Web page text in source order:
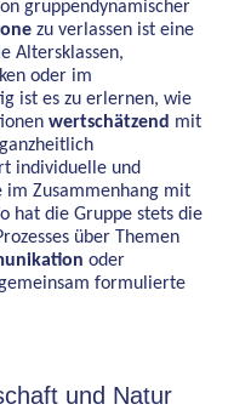
gruppendynamischer
zu verlassen ist eine
Altersklassen,
oder im
ist es zu erlernen, wie
wertschätzend mit
individuelle und
im Zusammenhang mit
hat die Gruppe stets die
über Themen
oder
formulierte
und Natur